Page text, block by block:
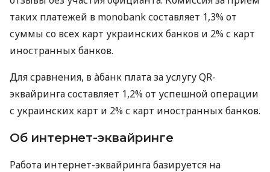
таких платежей в monobank составляет 1,3% от
суммы со всех карт украинских банков и 2% с карт
иностранных банков.
Для сравнения, в àбанк плата за услугу QR-
эквайринга составляет 1,2% от успешной операции
с украинских карт и 2% с карт иностранных банков.
Об интернет-эквайринге
Работа интернет-эквайринга базируется на